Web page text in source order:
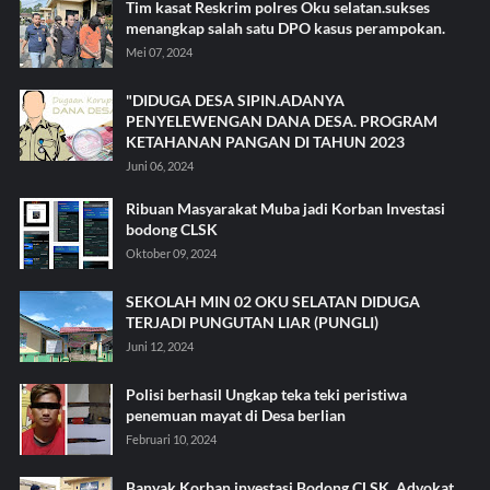
Tim kasat Reskrim polres Oku selatan.sukses
menangkap salah satu DPO kasus perampokan.
Mei 07, 2024
"DIDUGA DESA SIPIN.ADANYA
PENYELEWENGAN DANA DESA. PROGRAM
KETAHANAN PANGAN DI TAHUN 2023
Juni 06, 2024
Ribuan Masyarakat Muba jadi Korban Investasi
bodong CLSK
Oktober 09, 2024
SEKOLAH MIN 02 OKU SELATAN DIDUGA
TERJADI PUNGUTAN LIAR (PUNGLI)
Juni 12, 2024
Polisi berhasil Ungkap teka teki peristiwa
penemuan mayat di Desa berlian
Februari 10, 2024